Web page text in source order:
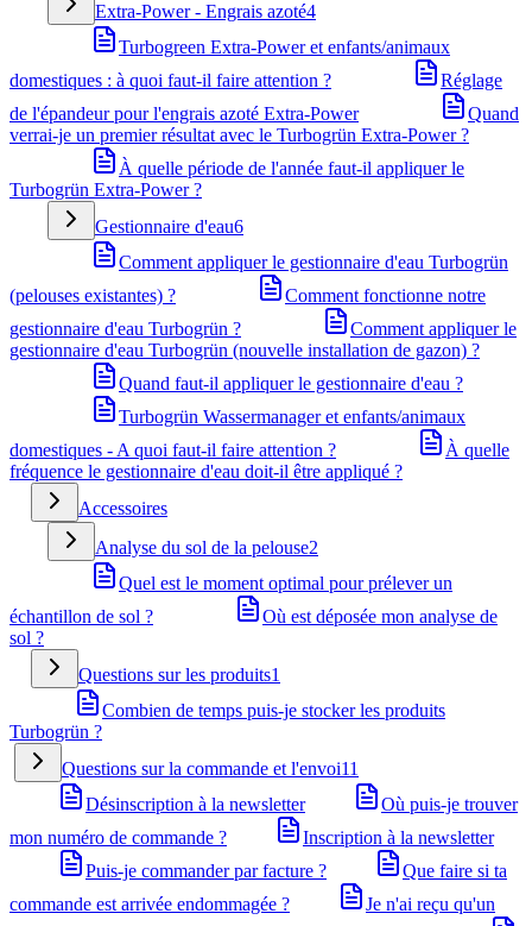
Extra-Power - Engrais azoté4
Turbogreen Extra-Power et enfants/animaux
domestiques : à quoi faut-il faire attention ?
Réglage
de l'épandeur pour l'engrais azoté Extra-Power
Quand
verrai-je un premier résultat avec le Turbogrün Extra-Power ?
À quelle période de l'année faut-il appliquer le
Turbogrün Extra-Power ?
Gestionnaire d'eau6
Comment appliquer le gestionnaire d'eau Turbogrün
(pelouses existantes) ?
Comment fonctionne notre
gestionnaire d'eau Turbogrün ?
Comment appliquer le
gestionnaire d'eau Turbogrün (nouvelle installation de gazon) ?
Quand faut-il appliquer le gestionnaire d'eau ?
Turbogrün Wassermanager et enfants/animaux
domestiques - A quoi faut-il faire attention ?
À quelle
fréquence le gestionnaire d'eau doit-il être appliqué ?
Accessoires
Analyse du sol de la pelouse2
Quel est le moment optimal pour prélever un
échantillon de sol ?
Où est déposée mon analyse de
sol ?
Questions sur les produits1
Combien de temps puis-je stocker les produits
Turbogrün ?
Questions sur la commande et l'envoi11
Désinscription à la newsletter
Où puis-je trouver
mon numéro de commande ?
Inscription à la newsletter
Puis-je commander par facture ?
Que faire si ta
commande est arrivée endommagée ?
Je n'ai reçu qu'un